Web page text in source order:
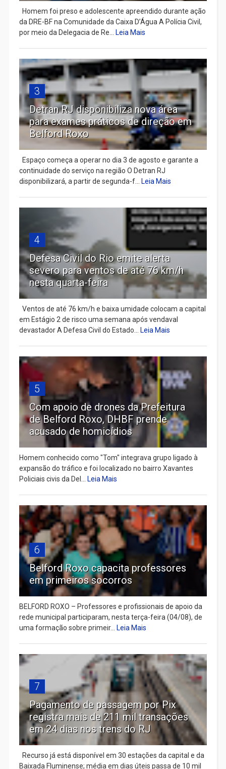
Homem foi preso e adolescente apreendido durante ação
da DRE-BF na Comunidade da Caixa D’Água A Polícia Civil,
por meio da Delegacia de Re...
Leia Mais
3
Detran RJ disponibiliza nova área
para exames práticos de direção em
Belford Roxo
Espaço começa a operar no dia 3 de agosto e garante a
continuidade do serviço na região O Detran RJ
disponibilizará, a partir de segunda-f...
Leia Mais
4
Defesa Civil do Rio emite alerta
severo para ventos de até 76 km/h
nesta quarta-feira
Ventos de até 76 km/h e baixa umidade colocam a capital
em Estágio 2 de risco uma semana após vendaval
devastador A Defesa Civil do Estado...
Leia Mais
5
Com apoio de drones da Prefeitura
de Belford Roxo, DHBF prende
acusado de homicídios
Homem conhecido como "Tom" integrava grupo ligado à
expansão do tráfico e foi localizado no bairro Xavantes
Policiais civis da Del...
Leia Mais
6
Belford Roxo capacita professores
em primeiros socorros
BELFORD ROXO – Professores e profissionais de apoio da
rede municipal participaram, nesta terça-feira (04/08), de
uma formação sobre primeir...
Leia Mais
7
Pagamento de passagem por Pix
registra mais de 211 mil transações
em 24 dias nos trens do RJ
Recurso já está disponível em 30 estações da capital e da
Baixada Fluminense; média em dias úteis passa de 10 mil